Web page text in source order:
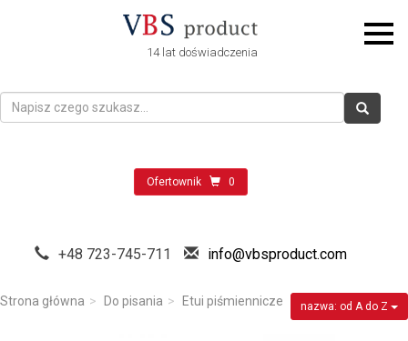
14 lat doświadczenia
Ofertownik 0
+48 723-745-711 info@vbsproduct.com
Strona główna Do pisania Etui piśmiennicze nazwa: od A do Z